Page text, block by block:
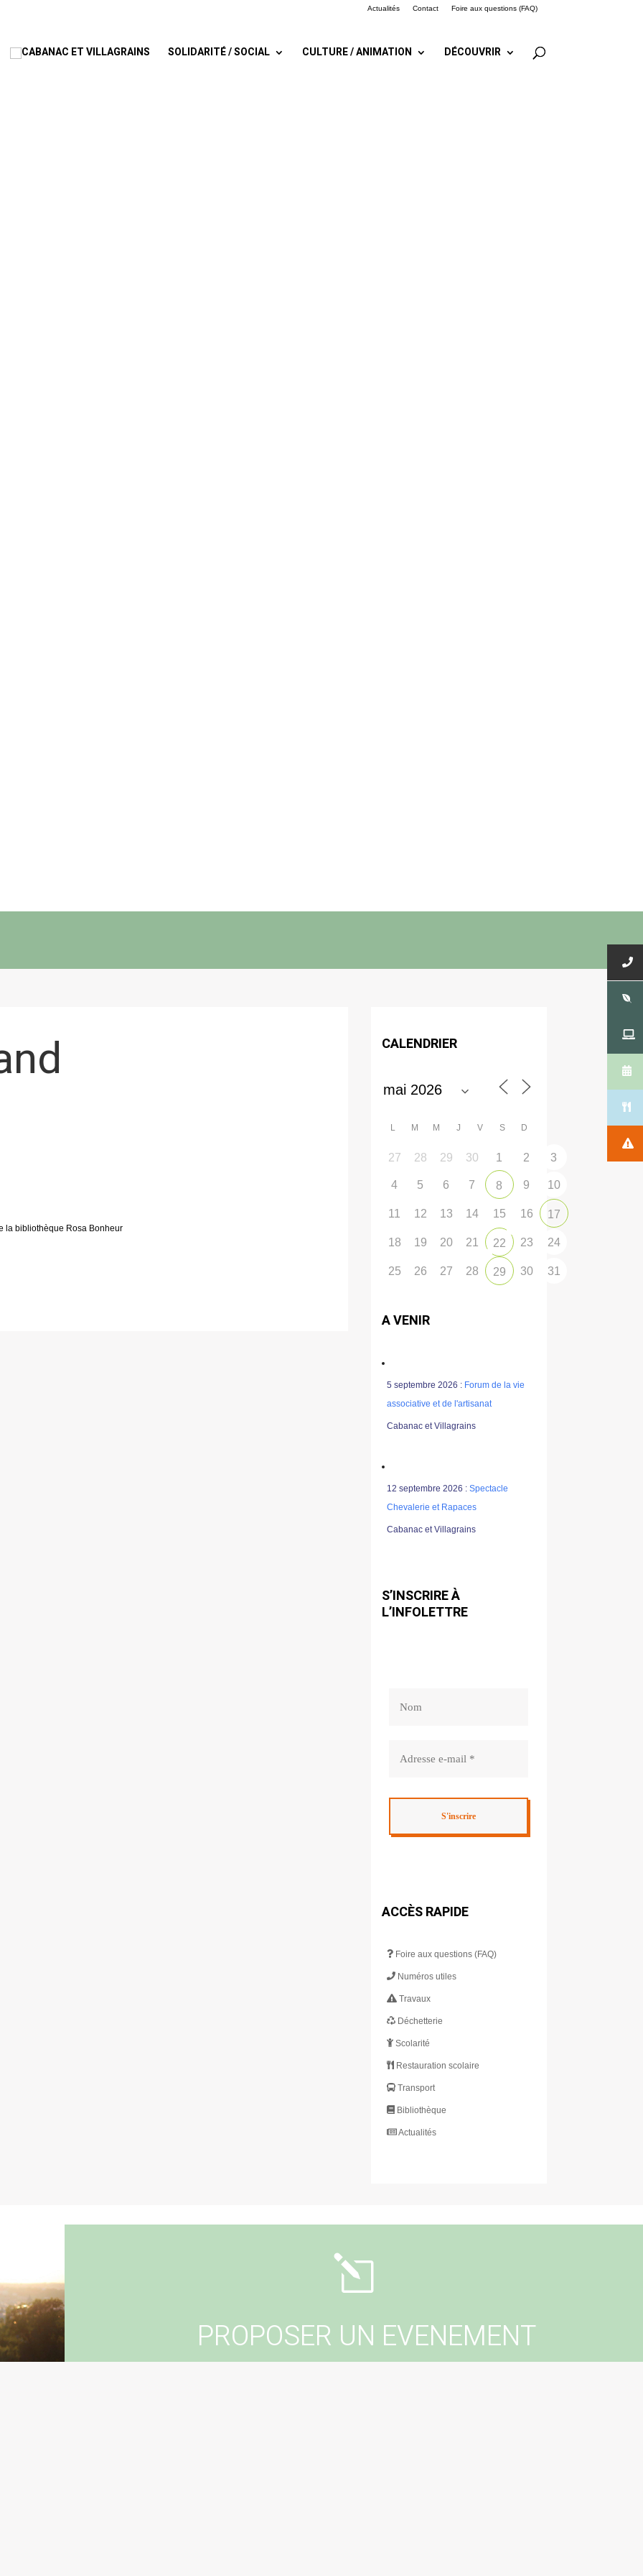
Actualités Contact Foire aux questions (FAQ)
SOLIDARITÉ / SOCIAL CULTURE / ANIMATION DÉCOUVRIR
la bibliothèque Rosa Bonheur
CALENDRIER
L M M J V S D
27 28 29 30 1 2 3
4 5 6 7 8 9 10
11 12 13 14 15 16 17
18 19 20 21 22 23 24
25 26 27 28 29 30 31
A VENIR
5 septembre 2026 : Forum de la vie
associative et de l'artisanat
Cabanac et Villagrains
12 septembre 2026 :Spectacle
Chevalerie et Rapaces
Cabanac et Villagrains
S’INSCRIRE À
L’INFOLETTRE
ACCÈS RAPIDE
Foire aux questions (FAQ)
Numéros utiles
Travaux
Déchetterie
Scolarité
Restauration scolaire
Transport
Bibliothèque
Actualités
l
PROPOSER UN EVENEMENT